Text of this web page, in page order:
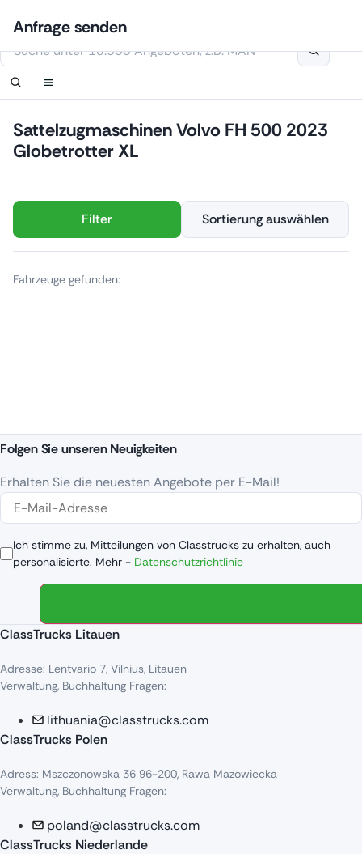
Inhalt
springen
Sattelzugmaschinen Volvo FH 500 2023
Globetrotter XL
Filter Sortierung auswählen
Fahrzeuge gefunden:
Folgen Sie unseren Neuigkeiten
Erhalten Sie die neuesten Angebote per E-Mail!
Ich stimme zu, Mitteilungen von Classtrucks zu erhalten, auch
personalisierte. Mehr - Datenschutzrichtlinie
ClassTrucks Litauen
Adresse: Lentvario 7, Vilnius, Litauen
Verwaltung, Buchhaltung Fragen:
lithuania@classtrucks.com
ClassTrucks Polen
Adress: Mszczonowska 36 96-200, Rawa Mazowiecka
Verwaltung, Buchhaltung Fragen:
poland@classtrucks.com
ClassTrucks Niederlande​
Anmelden
Benachrichtigung einrichten
Diese Webseite verwendet Cookies
Kontaktiere uns
Ihre Anfrage wurde erhalten.
Anfrage senden
Benachrichtigung einrichten